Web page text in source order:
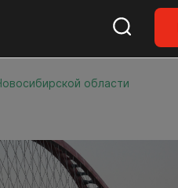
области